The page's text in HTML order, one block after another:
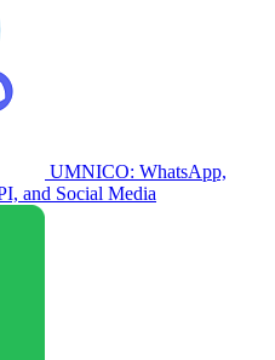
UMNICO: WhatsApp,
and Social Media